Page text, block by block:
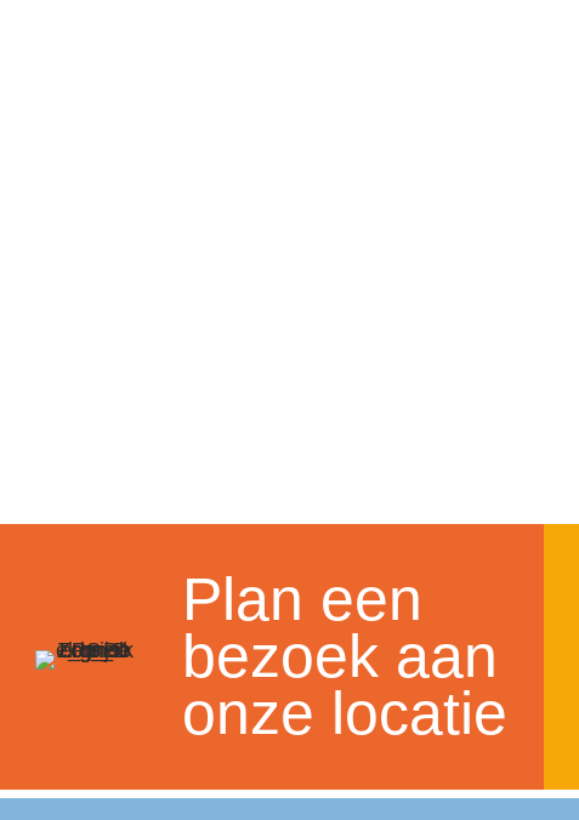
Plan een
bezoek aan
onze locatie